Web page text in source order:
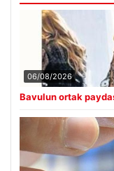
06/08/2026
Bavulun ortak